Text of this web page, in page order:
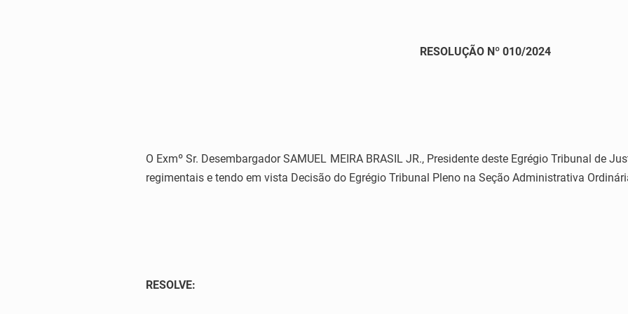
RESOLUÇÃO Nº 010/2024
O Exmº Sr. Desembargador SAMUEL MEIRA BRASIL JR., Presidente deste Egrégio Tribunal de
regimentais e tendo em vista Decisão do Egrégio Tribunal Pleno na Seção Administrativa
RESOLVE: